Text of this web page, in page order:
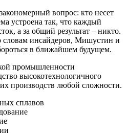
вопрос: кто несет
устроена так, что каждый
а за общий результат – никто.
словам инсайдеров, Мишустин и
в ближайшем будущем.
промышленности
высокотехнологичного
производств любой сложности.
сплавов